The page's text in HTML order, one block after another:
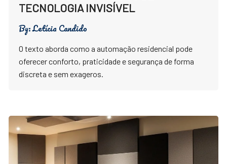
TECNOLOGIA INVISÍVEL
By:Letícia Candido
O texto aborda como a automação residencial pode
oferecer conforto, praticidade e segurança de forma
discreta e sem exageros.